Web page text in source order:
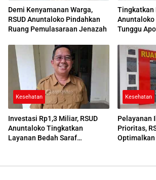
Demi Kenyamanan Warga,
RSUD Anuntaloko Pindahkan
Ruang Pemulasaraan Jenazah
Tingkatkan
Anuntaloko
Tunggu
Kesehatan
Investasi Rp1,3 Miliar, RSUD
Anuntaloko Tingkatkan
Layanan Bedah Saraf
Kesehatan
Pelayanan
Prioritas,
Optimalkan